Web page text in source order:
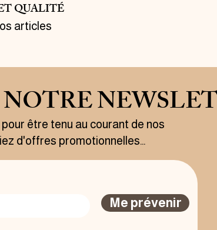
QUALITÉ
articles
être tenu au courant de nos
d'offres promotionnelles…
Me prévenir